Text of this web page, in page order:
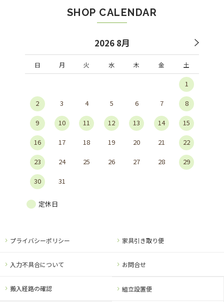
SHOP CALENDAR
2026 8月
日 月 火 水 木 金 土
1
2 3 4 5 6 7 8
9 10 11 12 13 14 15
16 17 18 19 20 21 22
23 24 25 26 27 28 29
30 31
定休日
組立設置便
プライバシーポリシー 家具引き取り便
入力不具合について お問合せ
搬入経路の確認